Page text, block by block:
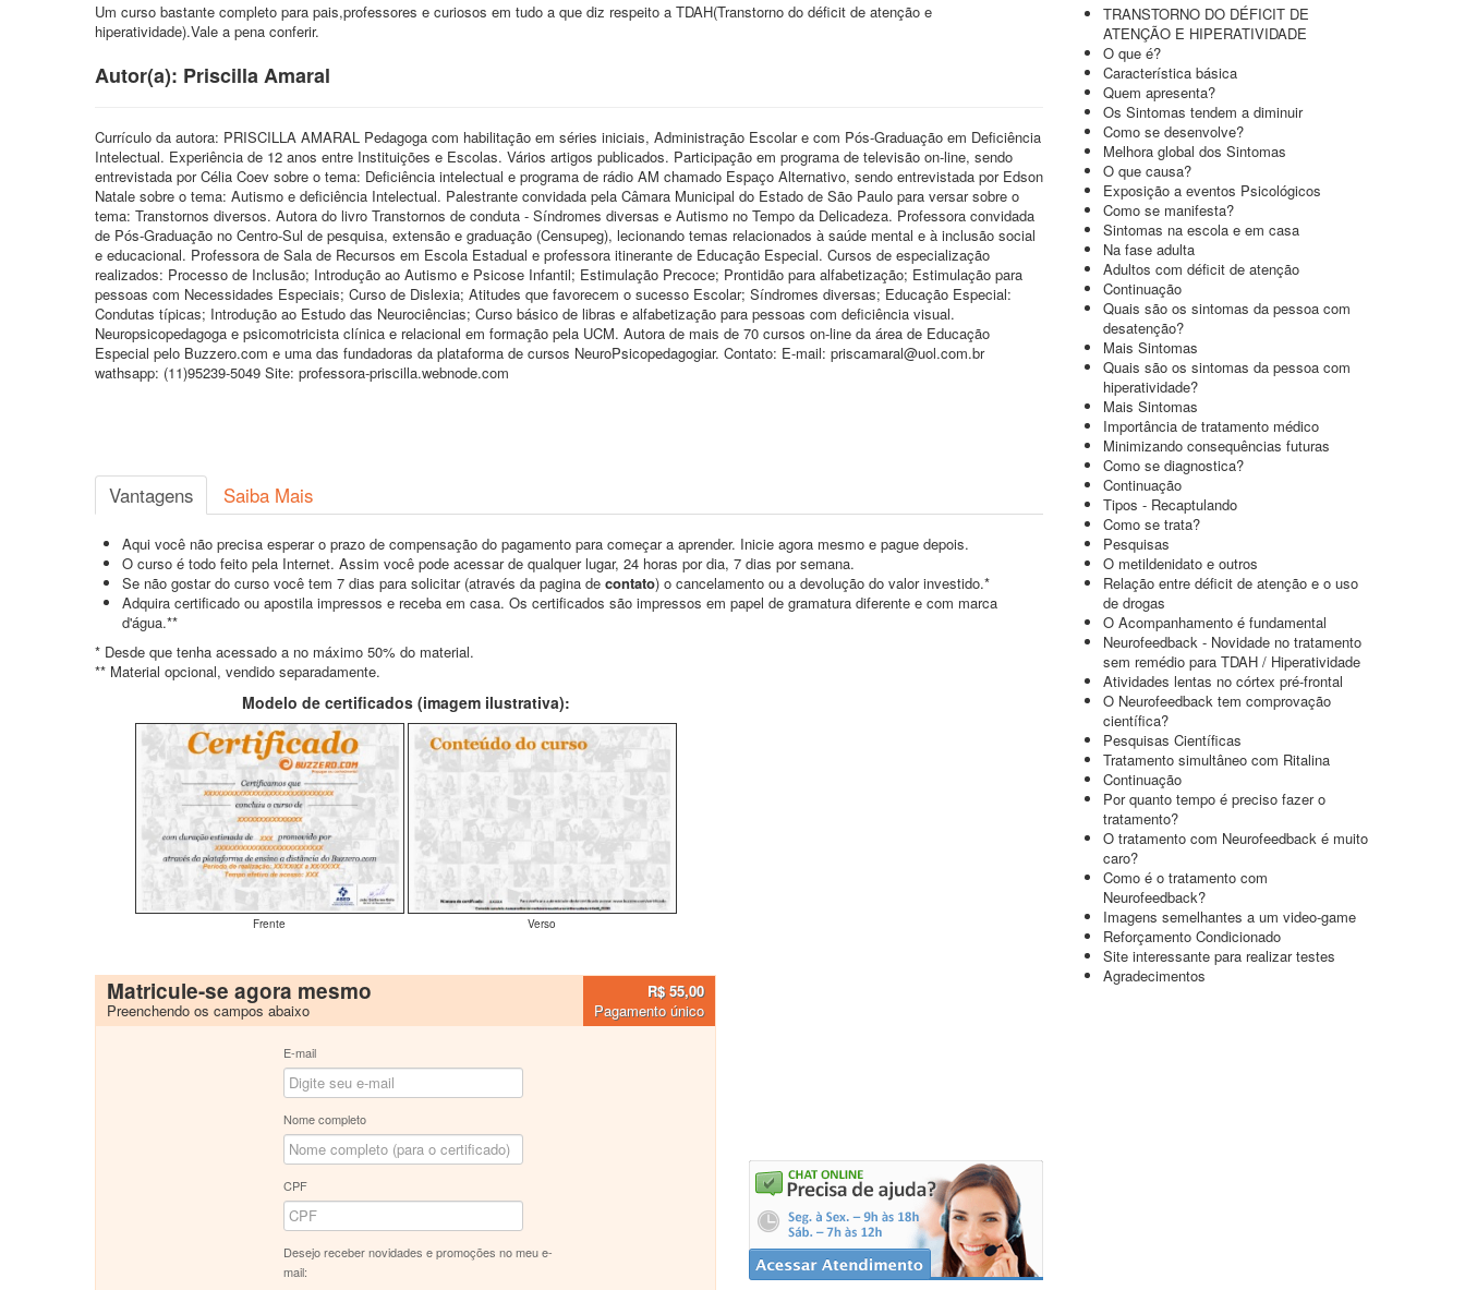
Um curso bastante completo para pais,professores e curiosos em tudo a que diz respeito a TDAH(Transtorno do déficit de atenção e
hiperatividade).Vale a pena conferir.
Autor(a): Priscilla Amaral
Currículo da autora: PRISCILLA AMARAL Pedagoga com habilitação em séries iniciais, Administração Escolar e com Pós-Graduação em Deficiência
Intelectual. Experiência de 12 anos entre Instituições e Escolas. Vários artigos publicados. Participação em programa de televisão on-line, sendo
entrevistada por Célia Coev sobre o tema: Deficiência intelectual e programa de rádio AM chamado Espaço Alternativo, sendo entrevistada por Edson
Natale sobre o tema: Autismo e deficiência Intelectual. Palestrante convidada pela Câmara Municipal do Estado de São Paulo para versar sobre o
tema: Transtornos diversos. Autora do livro Transtornos de conduta - Síndromes diversas e Autismo no Tempo da Delicadeza. Professora convidada
de Pós-Graduação no Centro-Sul de pesquisa, extensão e graduação (Censupeg), lecionando temas relacionados à saúde mental e à inclusão social
e educacional. Professora de Sala de Recursos em Escola Estadual e professora itinerante de Educação Especial. Cursos de especialização
realizados: Processo de Inclusão; Introdução ao Autismo e Psicose Infantil; Estimulação Precoce; Prontidão para alfabetização; Estimulação para
pessoas com Necessidades Especiais; Curso de Dislexia; Atitudes que favorecem o sucesso Escolar; Síndromes diversas; Educação Especial:
Condutas típicas; Introdução ao Estudo das Neurociências; Curso básico de libras e alfabetização para pessoas com deficiência visual.
Neuropsicopedagoga e psicomotricista clínica e relacional em formação pela UCM. Autora de mais de 70 cursos on-line da área de Educação
Especial pelo Buzzero.com e uma das fundadoras da plataforma de cursos NeuroPsicopedagogiar. Contato: E-mail: priscamaral@uol.com.br
wathsapp: (11)95239-5049 Site: professora-priscilla.webnode.com
Vantagens Saiba Mais
Aqui você não precisa esperar o prazo de compensação do pagamento para começar a aprender. Inicie agora mesmo e pague depois.
O curso é todo feito pela Internet. Assim você pode acessar de qualquer lugar, 24 horas por dia, 7 dias por semana.
Se não gostar do curso você tem 7 dias para solicitar (através da pagina de contato) o cancelamento ou a devolução do valor investido.*
Adquira certificado ou apostila impressos e receba em casa. Os certificados são impressos em papel de gramatura diferente e com marca
d'água.**
* Desde que tenha acessado a no máximo 50% do material.
** Material opcional, vendido separadamente.
Modelo de certificados (imagem ilustrativa):
Frente Verso
Matricule-se agora mesmo
Preenchendo os campos abaixo
R$ 55,00
Pagamento único
E-mail
Nome completo
CPF
Desejo receber novidades e promoções no meu e-
mail:
TRANSTORNO DO DÉFICIT DE
ATENÇÃO E HIPERATIVIDADE
O que é?
Característica básica
Quem apresenta?
Os Sintomas tendem a diminuir
Como se desenvolve?
Melhora global dos Sintomas
O que causa?
Exposição a eventos Psicológicos
Como se manifesta?
Sintomas na escola e em casa
Na fase adulta
Adultos com déficit de atenção
Continuação
Quais são os sintomas da pessoa com
desatenção?
Mais Sintomas
Quais são os sintomas da pessoa com
hiperatividade?
Mais Sintomas
Importância de tratamento médico
Minimizando consequências futuras
Como se diagnostica?
Continuação
Tipos - Recaptulando
Como se trata?
Pesquisas
O metildenidato e outros
Relação entre déficit de atenção e o uso
de drogas
O Acompanhamento é fundamental
Neurofeedback - Novidade no tratamento
sem remédio para TDAH / Hiperatividade
Atividades lentas no córtex pré-frontal
O Neurofeedback tem comprovação
científica?
Pesquisas Científicas
Tratamento simultâneo com Ritalina
Continuação
Por quanto tempo é preciso fazer o
tratamento?
O tratamento com Neurofeedback é muito
caro?
Como é o tratamento com
Neurofeedback?
Imagens semelhantes a um video-game
Reforçamento Condicionado
Site interessante para realizar testes
Agradecimentos